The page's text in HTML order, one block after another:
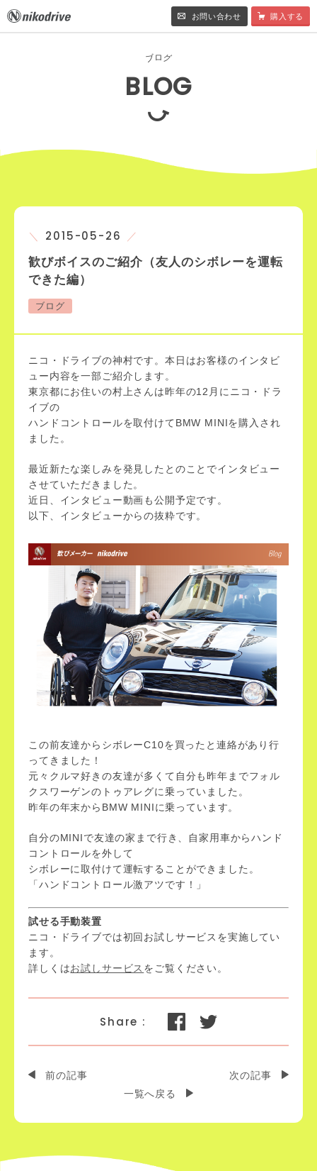
お問い合わせ 購入する
ブ ロ グ
BLOG
2015-05-26
歓びボイスのご紹介（友人のシボレーを運転
できた編）
ブログ
ニコ・ドライブの神村です。本日はお客様のインタビ
ュー内容を一部ご紹介します。
東京都にお住いの村上さんは昨年の12月にニコ・ドラ
イブの
ハンドコントロールを取付けてBMW MINIを購入され
ました。
最近新たな楽しみを発見したとのことでインタビュー
させていただきました。
近日、インタビュー動画も公開予定です。
以下、インタビューからの抜粋です。
この前友達からシボレーC10を買ったと連絡があり行
ってきました！
元々クルマ好きの友達が多くて自分も昨年までフォル
クスワーゲンのトゥアレグに乗っていました。
昨年の年末からBMW MINIに乗っています。
自分のMINIで友達の家まで行き、自家用車からハンド
コントロールを外して
シボレーに取付けて運転することができました。
「ハンドコントロール激アツです！」
試せる手動装置
ニコ・ドライブでは初回お試しサービスを実施してい
ます。
詳しくはお試しサービス をご覧ください。
前の記事
一覧へ戻る
次の記事